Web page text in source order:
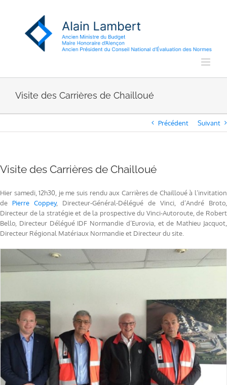
Visite des Carrières de Chailloué
Précédent Suivant
Visite des Carrières de Chailloué
Hier samedi, 12h30, je me suis rendu aux Carrières de Chailloué à l’invitation
de Pierre Coppey, Directeur-Général-Délégué de Vinci, d’André Broto,
Directeur de la stratégie et de la prospective du Vinci-Autoroute, de Robert
Bello, Directeur Délégué IDF Normandie d’Eurovia, et de Mathieu Jacquot,
Directeur Régional Matériaux Normandie et Directeur du site.